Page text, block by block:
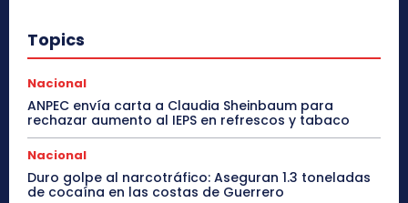
Topics
Nacional
ANPEC envía carta a Claudia Sheinbaum para
rechazar aumento al IEPS en refrescos y tabaco
Nacional
Duro golpe al narcotráfico: Aseguran 1.3 toneladas
de cocaína en las costas de Guerrero